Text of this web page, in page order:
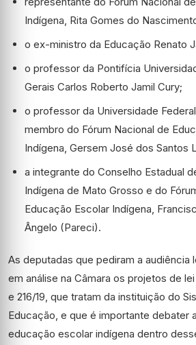
Indígena, Rita Gomes do
o ex-ministro da Educação Renato
o professor da Pontifícia
Gerais Carlos Roberto Jamil Cury;
o professor da Universidade
membro do Fórum Nacional de
Indígena, Gersem José dos Santos
a integrante do Conselho Estadual
Indígena de Mato Grosso e do
Educação Escolar Indígena,
Ângelo (Pareci).
As deputadas que pediram a audiência
em análise na Câmara os projetos de
e 216/19, que tratam da instituição do
Educação, e que é importante debater
educação escolar indígena dentro